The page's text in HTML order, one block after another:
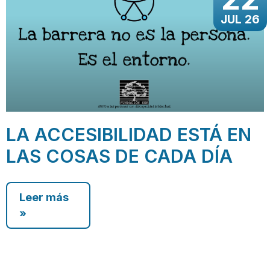
JUL 26
LA ACCESIBILIDAD ESTÁ EN
LAS COSAS DE CADA DÍA
Leer más
»